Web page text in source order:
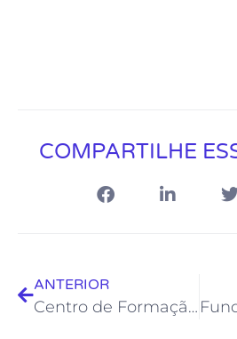
COMPARTILHE
ANTERIOR
Centro de Formação Artística de Rio das Ostras entra em recesso de fim de ano